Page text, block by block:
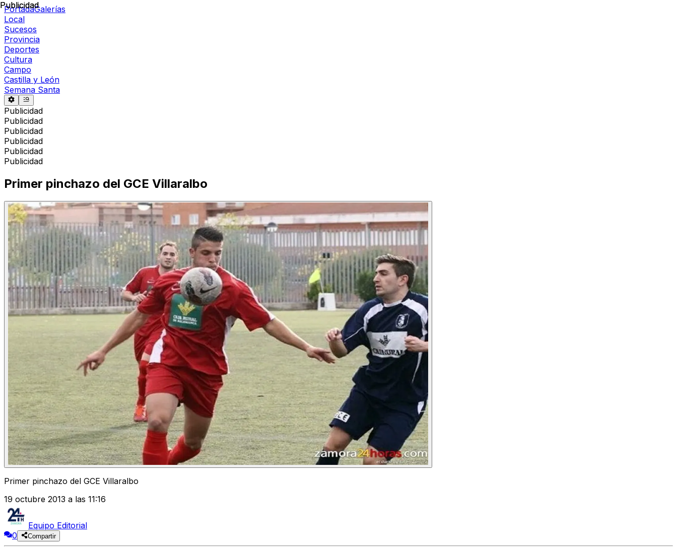
PortadaGalerías
Local
Sucesos
Provincia
Deportes
Cultura
Campo
Castilla y León
Semana Santa
Publicidad
Publicidad
Publicidad
Publicidad
Publicidad
Publicidad
Publicidad
Primer pinchazo del GCE Villaralbo
Primer pinchazo del GCE Villaralbo
19 octubre 2013 a las 11:16
Equipo Editorial
0
Compartir
Publicidad